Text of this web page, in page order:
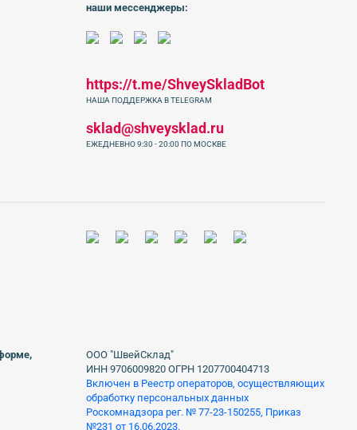
наши мессенджеры:
https://t.me/ShveySkladBot
НАША ПОДДЕРЖКА В TELEGRAM
sklad@shveysklad.ru
ЕЖЕДНЕВНО 9:30 - 20:00 ПО МОСКВЕ
ООО "ШвейСклад"
ИНН 9706009820 ОГРН 1207700404713
Включен в Реестр операторов, осуществляющих
обработку персональных данных
Роскомнадзора рег. № 77-23-150255, Приказ
№231 от 16.06.2023.